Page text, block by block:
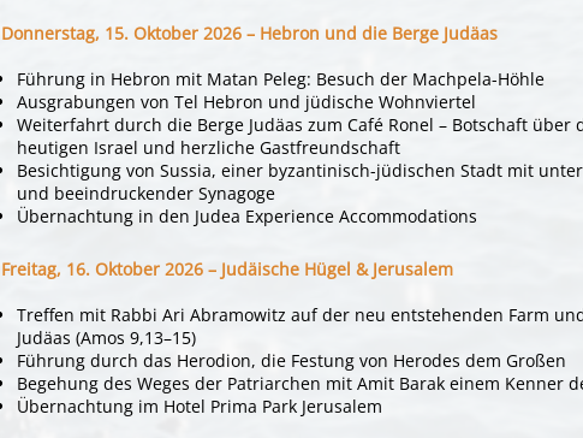
Donnerstag, 15. Oktober 2026 – Hebron und die Berge Judäas
Führung in Hebron mit Matan Peleg: Besuch der Machpela-Höhle
Ausgrabungen von Tel Hebron und jüdische Wohnviertel
Weiterfahrt durch die Berge Judäas zum Café Ronel – Botschaft über
heutigen Israel und herzliche Gastfreundschaft
Besichtigung von Sussia, einer byzantinisch-jüdischen Stadt mit
und beeindruckender Synagoge
Übernachtung in den Judea Experience Accommodations
Freitag, 16. Oktober 2026 – Judäische Hügel & Jerusalem
Treffen mit Rabbi Ari Abramowitz auf der neu entstehenden Farm
Judäas (Amos 9,13–15)
Führung durch das Herodion, die Festung von Herodes dem Großen
Begehung des Weges der Patriarchen mit Amit Barak einem Kenner
Übernachtung im Hotel Prima Park Jerusalem